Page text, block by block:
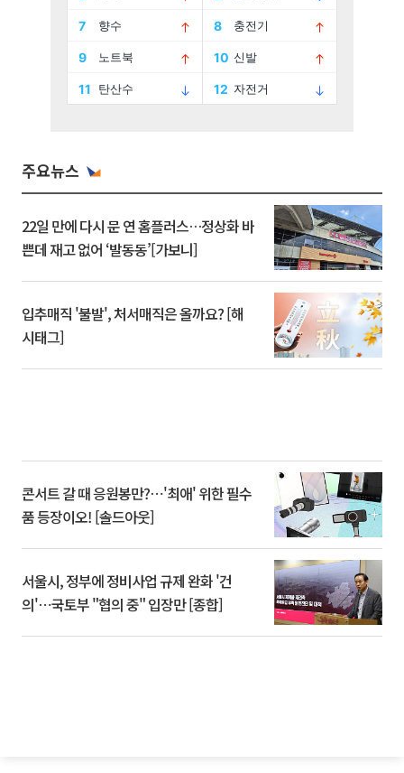
주요뉴스
22일 만에 다시 문 연 홈플러스…정상화 바
쁜데 재고 없어 ‘발동동’[가보니]
입추매직 '불발', 처서매직은 올까요? [해
시태그]
콘서트 갈 때 응원봉만?⋯'최애' 위한 필수
품 등장이오! [솔드아웃]
서울시, 정부에 정비사업 규제 완화 '건
의'⋯국토부 "협의 중" 입장만 [종합]